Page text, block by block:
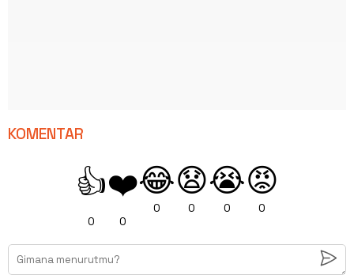
KOMENTAR
👍
0
❤️
0
😂
0
😧
0
😭
0
😡
0